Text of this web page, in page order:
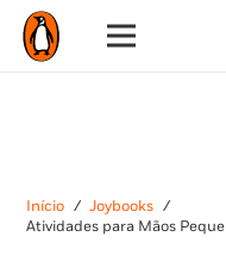
Início / Joybooks /
Atividades para Mãos